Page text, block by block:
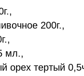
200г.,
мл.,
орех тертый